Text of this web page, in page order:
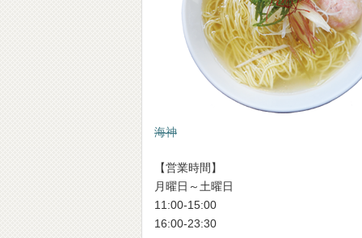
海神
【営業時間】
月曜日～土曜日
11:00-15:00
16:00-23:30